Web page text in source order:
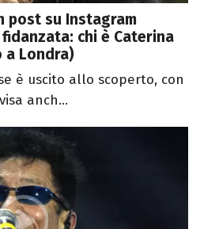
post su Instagram
chi è Caterina
a Londra)
è uscito allo scoperto, con
anch...